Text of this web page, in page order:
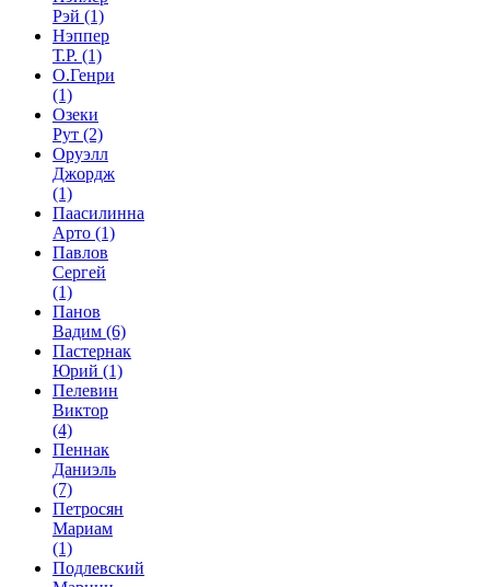
Рэй (1)
Нэппер
Т.Р. (1)
О.Генри
(1)
Озеки
Рут (2)
Оруэлл
Джордж
(1)
Паасилинна
Арто (1)
Павлов
Сергей
(1)
Панов
Вадим (6)
Пастернак
Юрий (1)
Пелевин
Виктор
(4)
Пеннак
Даниэль
(7)
Петросян
Мариам
(1)
Подлевский